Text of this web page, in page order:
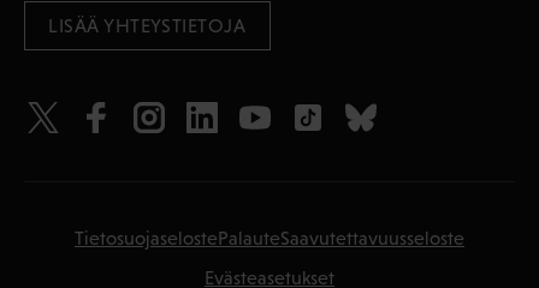
LISÄÄ YHTEYSTIETOJA
TietosuojaselostePalauteSaavutettavuusseloste
Evästeasetukset